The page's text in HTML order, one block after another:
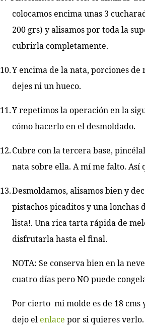
colocamos encima unas 3
200 grs) y alisamos por toda la
cubrirla completamente.
10.Y encima de la nata, porciones de
dejes ni un hueco.
11.Y repetimos la operación en la
cómo hacerlo en el desmoldado.
12.Cubre con la tercera base,
nata sobre ella. A mí me falto. Así
13.Desmoldamos, alisamos bien y
pistachos picaditos y una lonchas
lista!. Una rica tarta rápida de
disfrutarla hasta el final.
NOTA: Se conserva bien en la
cuatro días pero NO puede
Por cierto mi molde es de 18 cms
dejo elenlace por si quieres verlo.